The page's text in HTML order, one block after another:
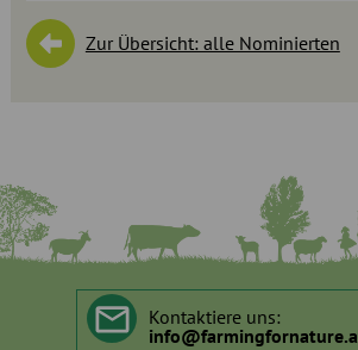
Zur Übersicht: alle Nominierten
Kontaktiere uns:
info@